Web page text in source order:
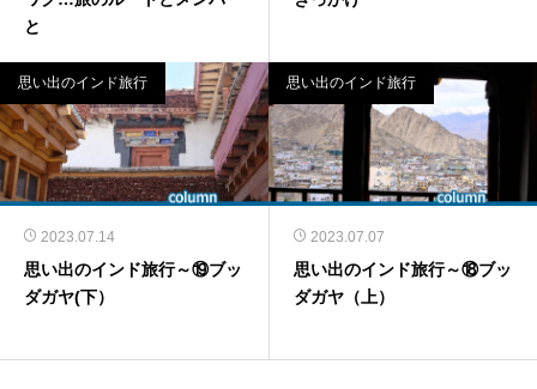
と
思い出のインド旅行
2023.07.14
思い出のインド旅行～⑲ブッ
ダガヤ(下）
思い出のインド旅行
2023.07.07
思い出のインド旅行～⑱ブッ
ダガヤ（上）